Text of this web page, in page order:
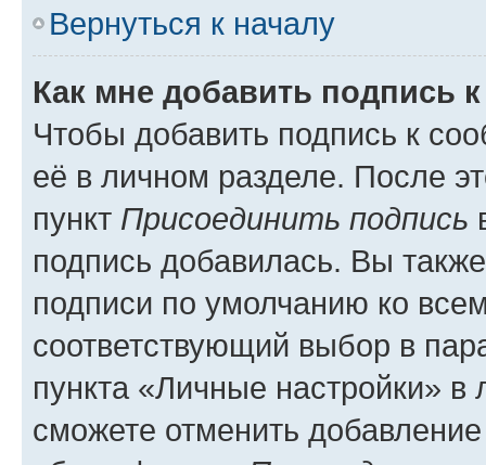
Вернуться к началу
Как мне добавить подпись
Чтобы добавить подпись к
её в личном разделе. После
пункт Присоединить подпись
подпись добавилась. Вы
подписи по умолчанию ко
соответствующий выбор в
пункта «Личные настройки»
сможете отменить